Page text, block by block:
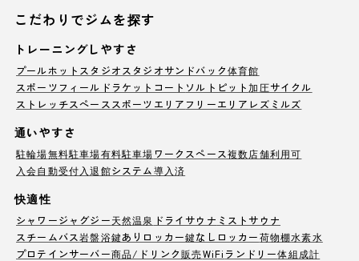
こだわりでジムを探す
トレーニングしやすさ
プールホットスタジオ スタジオサンドバック体育館
スポーツフィールド ラケットコート ソルトピット加圧サイクル
ストレッチスペース スポーツエリア フリーエリア レズミルズ
通いやすさ
駐輪場無料駐車場有料駐車場ワークスペース複数店舗利用可
入会自動受付 入退館システム導入済
快適性
シャワージャグジー天然温泉 ドライサウナ ミストサウナ
スチームバス岩盤浴鍵ありロッカー鍵なしロッカー荷物棚水素水
プロテインサーバー商品/ドリンク販売WiFi ランドリー体組成計